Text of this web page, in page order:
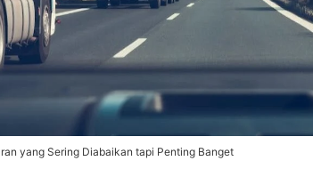
yang Sering Diabaikan tapi Penting Banget